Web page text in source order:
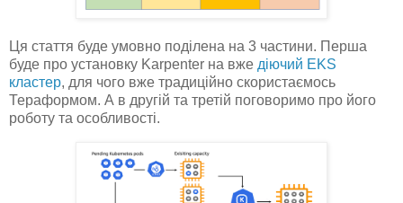
Ця стаття буде умовно поділена на 3 частини. Перша
буде про установку Karpenter на вже діючий EKS
кластер, для чого вже традиційно скористаємось
Тераформом. А в другій та третій поговоримо про його
роботу та особливості.